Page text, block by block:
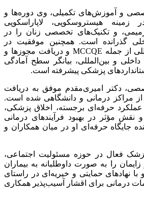
و آموزش‌های تکمیلی، وی دوره‌ها و
هیستروسکوپی، لاپاراسکوپی
و تکنیک‌های تخصصی زنان را در
گذرانده است. همچنین موفقیت در
آزمون‌های معتبر بین‌المللی از جمله MCCQE و دریافت مجوزها و
و بین‌المللی، بیانگر سطح آمادگی
پزشکی پیشرفته است.
دکتر امیری‌مقدم موفق به دریافت
از مراکز درمانی و دانشگاهی شده است.
عملکرد حرفه‌ای برجسته، اخلاق پزشکی،
مؤثر در بهبود فرآیندهای درمانی
جایگاه حرفه‌ای او در میان همکاران و
فعال در حوزه مسئولیت اجتماعی،
را به صورت داوطلبانه به بیماران
با نهادهای حمایتی و خیریه‌ای در راستای
درمانی برای اقشار آسیب‌پذیر همکاری